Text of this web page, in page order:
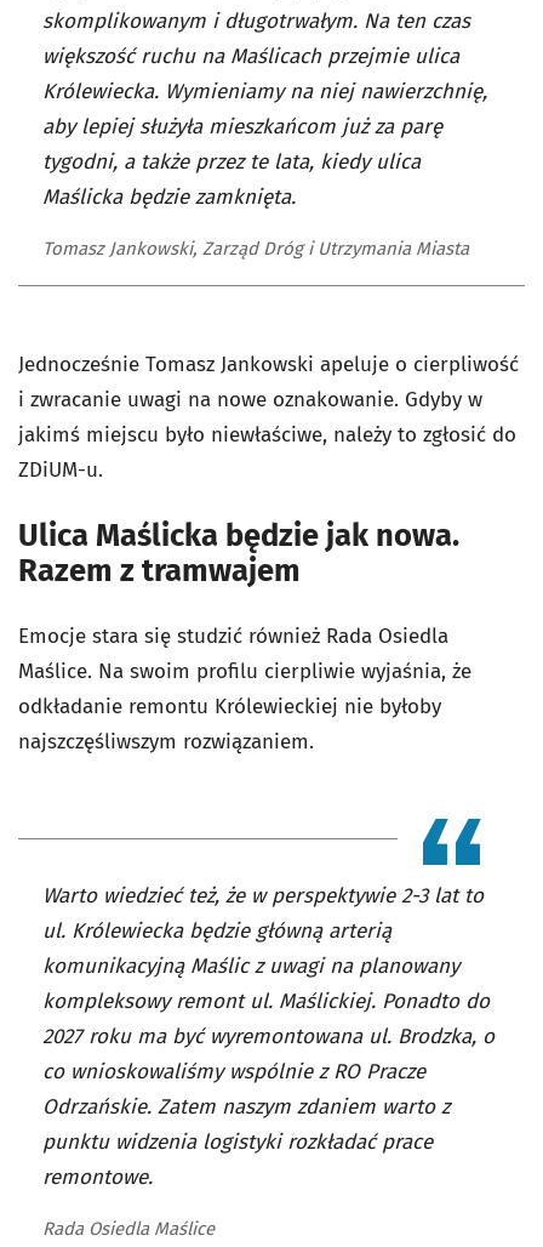
skomplikowanym i długotrwałym. Na ten czas
większość ruchu na Maślicach przejmie ulica
Królewiecka. Wymieniamy na niej nawierzchnię,
aby lepiej służyła mieszkańcom już za parę
tygodni, a także przez te lata, kiedy ulica
Maślicka będzie zamknięta.
Tomasz Jankowski, Zarząd Dróg i Utrzymania Miasta
Jednocześnie Tomasz Jankowski apeluje o cierpliwość
i zwracanie uwagi na nowe oznakowanie. Gdyby w
jakimś miejscu było niewłaściwe, należy to zgłosić do
ZDiUM-u.
Ulica Maślicka będzie jak nowa.
Razem z tramwajem
Emocje stara się studzić również Rada Osiedla
Maślice. Na swoim profilu cierpliwie wyjaśnia, że
odkładanie remontu Królewieckiej nie byłoby
najszczęśliwszym rozwiązaniem.
Warto wiedzieć też, że w perspektywie 2-3 lat to
ul. Królewiecka będzie główną arterią
komunikacyjną Maślic z uwagi na planowany
kompleksowy remont ul. Maślickiej. Ponadto do
2027 roku ma być wyremontowana ul. Brodzka, o
co wnioskowaliśmy wspólnie z RO Pracze
Odrzańskie. Zatem naszym zdaniem warto z
punktu widzenia logistyki rozkładać prace
remontowe.
Rada Osiedla Maślice